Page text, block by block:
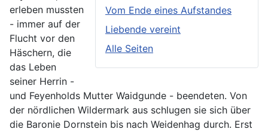
Vom Ende eines Aufstandes
Liebende vereint
Alle Seiten
erleben mussten
- immer auf der
Flucht vor den
Häschern, die
das Leben
seiner Herrin -
und Feyenholds Mutter Waidgunde - beendeten. Von
der nördlichen Wildermark aus schlugen sie sich über
die Baronie Dornstein bis nach Weidenhag durch. Erst